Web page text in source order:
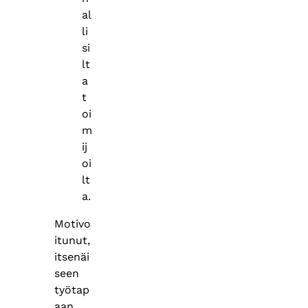
al
li
si
lt
a
t
oi
m
ij
oi
lt
a.
Motivo
itunut,
itsenäi
seen
työtap